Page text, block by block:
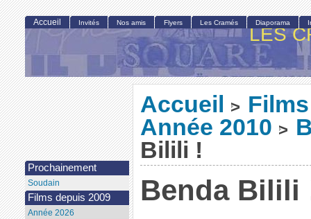
LES
Accueil >
Année 2010 >
Bilili !
Benda Bilili
Accueil Invités Nos amis Flyers Les Cramés Diaporama
Prochainement
Soudain
Films depuis 2009
Année 2026